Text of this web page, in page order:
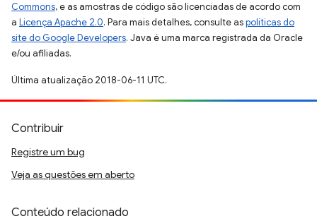
Commons, e as amostras de código são licenciadas de acordo com
a Licença Apache 2.0. Para mais detalhes, consulte aspolíticas do
site do Google Developers. Java é uma marca registrada da Oracle
e/ou afiliadas.
Última atualização 2018-06-11 UTC.
Contribuir
Registre um bug
Veja as questões em aberto
Conteúdo relacionado